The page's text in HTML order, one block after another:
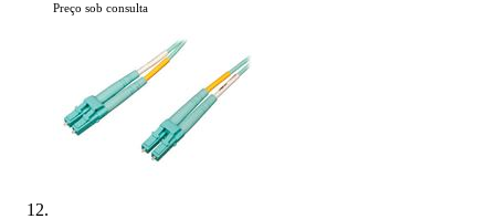
Preço sob consulta